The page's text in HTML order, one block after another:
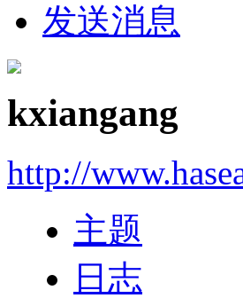
发送消息
kxiangang
http://
主题
日志